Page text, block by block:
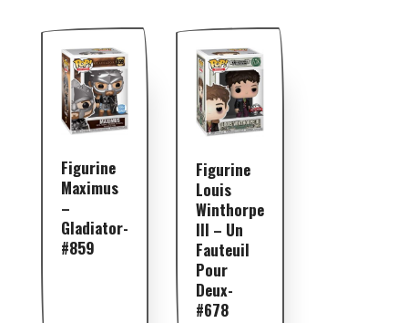
Figurine
Maximus
–
Gladiator-
#859
Figurine
Louis
Winthorpe
III – Un
Fauteuil
Pour
Deux-
#678